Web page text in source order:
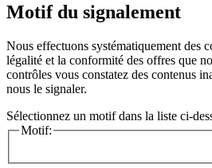
Motif du signalement
Nous effectuons systématiquement des
légalité et la conformité des offres que
contrôles vous constatez des contenus
nous le signaler.
Sélectionnez un motif dans la liste ci-
Motif: